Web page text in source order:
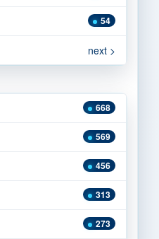
54
next >
668
569
456
313
273